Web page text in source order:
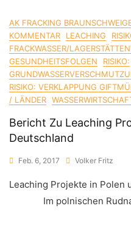
AK FRACKING
KOMMENTAR
LEACHING
FRACKWASSER/
GESUNDHEITSFOLGEN
RISIKO:
RISIKO: VERKLAPPUNG
/ LÄNDER
Bericht Zu Leaching
Deutschland
Feb. 6, 2017 Volker Fritz
Leaching Projekte in
Im polnischen Rudna,